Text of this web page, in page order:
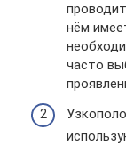
нём
часто